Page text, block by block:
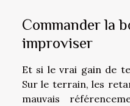
Commander la
improviser
Et si le vrai gain de
Sur le terrain, les
mauvais